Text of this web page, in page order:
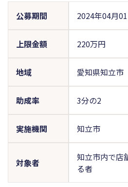
公募期間 2024年04月
上限金額 220万円
地域 愛知県知立市
助成率 3分の2
実施機関 知立市
対象者
知立市内で店
る者